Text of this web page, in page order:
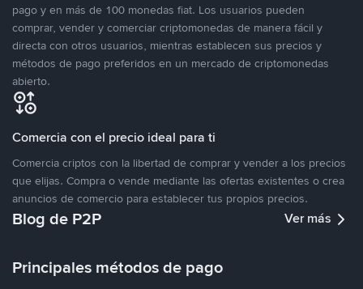
pago y en más de 100 monedas fiat. Los usuarios pueden
comprar, vender y comerciar criptomonedas de manera fácil y
directa con otros usuarios, mientras establecen sus precios y
métodos de pago preferidos en un mercado de criptomonedas
abierto.
Comercia con el precio ideal para ti
Comercia criptos con la libertad de comprar y vender a los precios
que elijas. Compra o vende mediante las ofertas existentes o crea
anuncios de comercio para establecer tus propios precios.
Blog de P2P Ver más
Principales métodos de pago